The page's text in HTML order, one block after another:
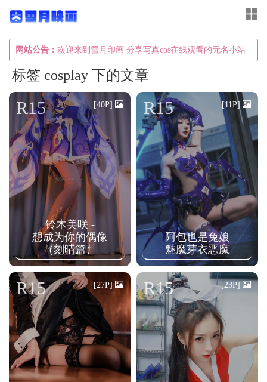
网站公告： 欢迎来到雪月印画 分享写真cos在线观看的无名小站
T
o
g
e
n
a
v
i
g
a
t
o
n
标签 cosplay 下的文章
铃木美咲 -
想成为你的偶像
（刻晴篇）
R15 [40P]
阿包也是兔娘
魅魔芽衣恶魔
R15 [11P]
R15 [27P] R15 [23P]